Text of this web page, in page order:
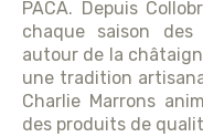
PACA. Depuis
chaque saison des
autour de la
une tradition
Charlie Marrons
des produits de